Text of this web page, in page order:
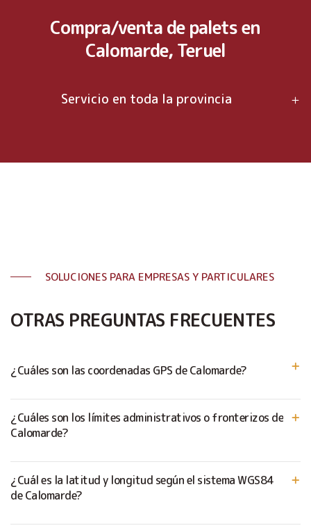
Compra/venta de palets en
Calomarde, Teruel
Servicio en toda la provincia
SOLUCIONES PARA EMPRESAS Y PARTICULARES
OTRAS PREGUNTAS FRECUENTES
¿Cuáles son las coordenadas GPS de Calomarde?
¿Cuáles son los límites administrativos o fronterizos de
Calomarde?
¿Cuál es la latitud y longitud según el sistema WGS84
de Calomarde?